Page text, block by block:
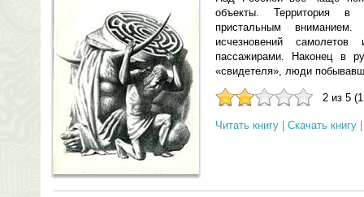
объекты. Территория в
пристальным
исчезновений
пассажирами. Наконец в
«свидетеля», люди
2 из 5
Читать книгу Скачать книгу